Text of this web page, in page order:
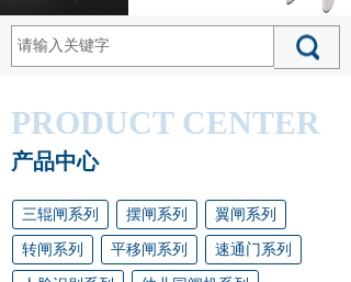
PRODUCT CENTER
产品中心
三辊闸系列 摆闸系列
翼闸系列
转闸系列
平移闸系列
速通门系列